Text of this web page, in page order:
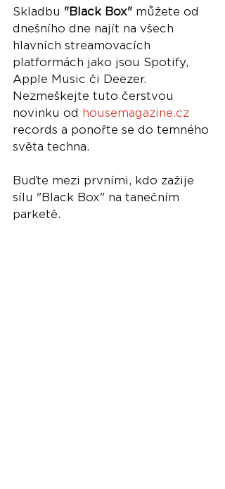
Skladbu "Black Box" můžete od
dnešního dne najít na všech
hlavních streamovacích
platformách jako jsou Spotify,
Apple Music či Deezer.
Nezmeškejte tuto čerstvou
novinku od housemagazine.cz
records a ponořte se do temného
světa techna.
Buďte mezi prvními, kdo zažije
sílu "Black Box" na tanečním
parketě.